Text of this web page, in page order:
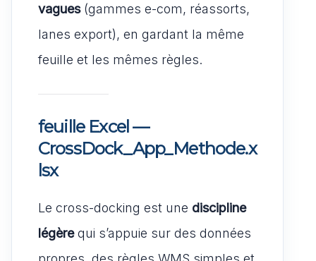
vagues(gammes e-com, réassorts,
lanes export), en gardant la même
feuille et les mêmes règles.
feuille Excel —
CrossDock_App_Methode.x
lsx
Le cross-docking est une discipline
légèrequi s’appuie sur des données